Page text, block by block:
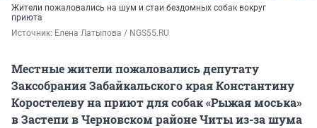
Жители пожаловались на шум и стаи бездомных собак вокруг
приюта
Источник: Елена Латыпова / NGS55.RU
Местные жители пожаловались депутату
Заксобрания Забайкальского края Константину
Коростелеву на приют для собак «Рыжая моська»
в Застепи в Черновском районе Читы из-за шума